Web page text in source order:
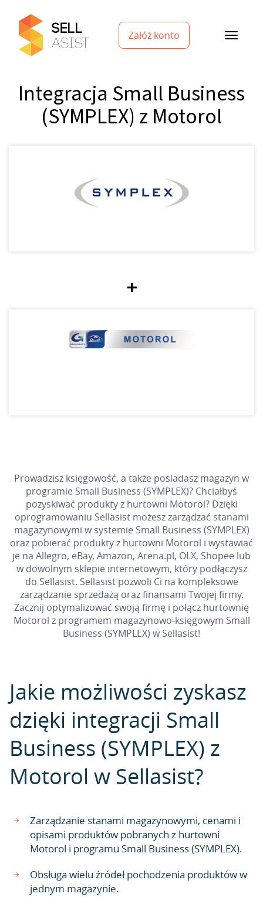
Załóż konto
Integracja Small Business
(SYMPLEX) z Motorol
+
Prowadzisz księgowość, a także posiadasz magazyn w
programie Small Business (SYMPLEX)? Chciałbyś
pozyskiwać produkty z hurtowni Motorol? Dzięki
oprogramowaniu Sellasist możesz zarządzać stanami
magazynowymi w systemie Small Business (SYMPLEX)
oraz pobierać produkty z hurtowni Motorol i wystawiać
je na Allegro, eBay, Amazon, Arena.pl, OLX, Shopee lub
w dowolnym sklepie internetowym, który podłączysz
do Sellasist. Sellasist pozwoli Ci na kompleksowe
zarządzanie sprzedażą oraz finansami Twojej firmy.
Zacznij optymalizować swoją firmę i połącz hurtownię
Motorol z programem magazynowo-księgowym Small
Business (SYMPLEX) w Sellasist!
Jakie możliwości zyskasz
dzięki integracji Small
Business (SYMPLEX) z
Motorol w Sellasist?
Zarządzanie stanami magazynowymi, cenami i
opisami produktów pobranych z hurtowni
Motorol i programu Small Business (SYMPLEX).
Obsługa wielu źródeł pochodzenia produktów w
jednym magazynie.